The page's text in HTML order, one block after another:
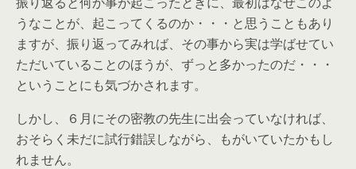
うなことが、起こってくるのか・・・と思うこともあり
ますが、振り返ってみれば、その事から実は学ばせてい
ただいていることのほうが、ずっと多かったのだ・・・
ということにも気づかされます。
しかし、６月にその密教の先生に出会っていなければ、
おそらく未だに試行錯誤しながら、もがいていたかもし
れません。